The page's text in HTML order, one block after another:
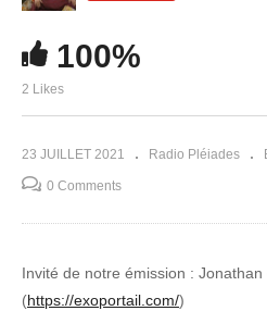
100%
2 Likes
23 JUILLET 2021 Radio Pléiades
0 Comments
Invité de notre émission : Jonathan
(https://exoportail.com/)